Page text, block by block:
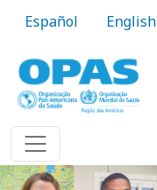
Español English